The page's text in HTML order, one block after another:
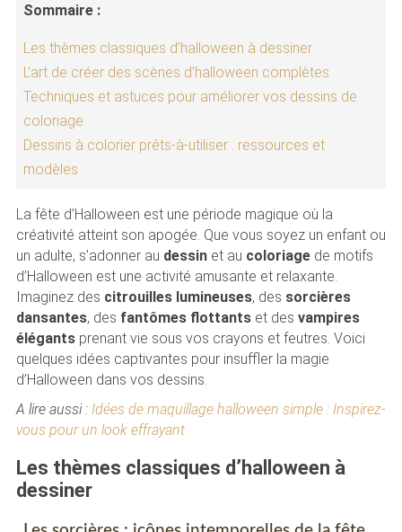
Sommaire :
Les thèmes classiques d’halloween à dessiner
L’art de créer des scènes d’halloween complètes
Techniques et astuces pour améliorer vos dessins de
coloriage
Dessins à colorier prêts-à-utiliser : ressources et
modèles
La fête d’Halloween est une période magique où la
créativité atteint son apogée. Que vous soyez un enfant ou
un adulte, s’adonner au dessinet au coloriagede motifs
d’Halloween est une activité amusante et relaxante.
Imaginez des citrouilles lumineuses, des sorcières
dansantes, des fantômes flottantset des vampires
élégantsprenant vie sous vos crayons et feutres. Voici
quelques idées captivantes pour insuffler la magie
d’Halloween dans vos dessins.
A lire aussi : Idées de maquillage halloween simple : Inspirez-
vous pour un look effrayant
Les thèmes classiques d’halloween à
dessiner